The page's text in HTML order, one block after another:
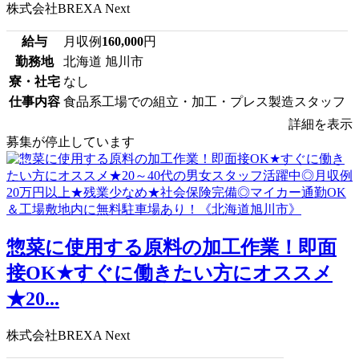
株式会社BREXA Next
給与 月収例 160,000円
勤務地
北海道 旭川市
寮・社宅 なし
仕事内容 食品系工場での組立・加工・プレス製造スタッフ
詳細を表示
募集が停止しています
惣菜に使用する原料の加工作業！即面
接OK★すぐに働きたい方にオススメ
★20...
株式会社BREXA Next